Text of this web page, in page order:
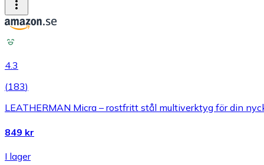
4.3
(183)
LEATHERMAN Micra – rostfritt stål multiverktyg för din
849 kr
I lager